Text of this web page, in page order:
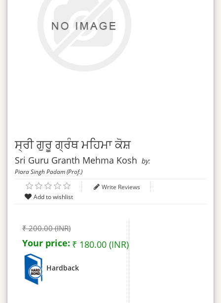
ਸ੍ਰੀ ਗੁਰੂ ਗ੍ਰੰਥ ਮਹਿਮਾ ਕੋਸ਼
Sri Guru Granth Mehma Kosh by:
Piara Singh Padam (Prof.)
Write Reviews
₹ 200.00 (INR)
Your price: ₹ 180.00 (INR)
Hardback